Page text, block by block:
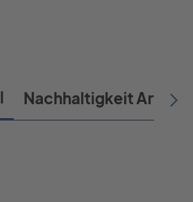
Nachhaltigkeit Artikel